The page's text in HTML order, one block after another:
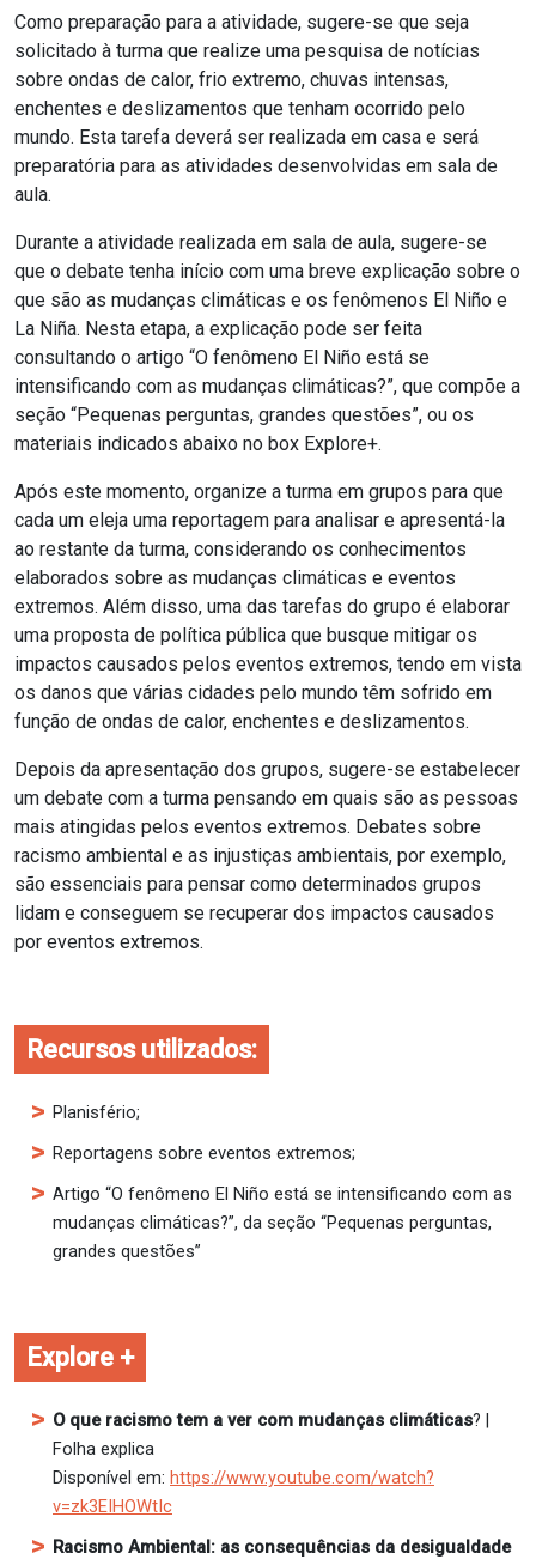
Como preparação para a atividade, sugere-se que seja
solicitado à turma que realize uma pesquisa de notícias
sobre ondas de calor, frio extremo, chuvas intensas,
enchentes e deslizamentos que tenham ocorrido pelo
mundo. Esta tarefa deverá ser realizada em casa e será
preparatória para as atividades desenvolvidas em sala de
aula.
Durante a atividade realizada em sala de aula, sugere-se
que o debate tenha início com uma breve explicação sobre o
que são as mudanças climáticas e os fenômenos El Niño e
La Niña. Nesta etapa, a explicação pode ser feita
consultando o artigo “O fenômeno El Niño está se
intensificando com as mudanças climáticas?”, que compõe a
seção “Pequenas perguntas, grandes questões”, ou os
materiais indicados abaixo no box Explore+.
Após este momento, organize a turma em grupos para que
cada um eleja uma reportagem para analisar e apresentá-la
ao restante da turma, considerando os conhecimentos
elaborados sobre as mudanças climáticas e eventos
extremos. Além disso, uma das tarefas do grupo é elaborar
uma proposta de política pública que busque mitigar os
impactos causados pelos eventos extremos, tendo em vista
os danos que várias cidades pelo mundo têm sofrido em
função de ondas de calor, enchentes e deslizamentos.
Depois da apresentação dos grupos, sugere-se estabelecer
um debate com a turma pensando em quais são as pessoas
mais atingidas pelos eventos extremos. Debates sobre
racismo ambiental e as injustiças ambientais, por exemplo,
são essenciais para pensar como determinados grupos
lidam e conseguem se recuperar dos impactos causados
por eventos extremos.
Recursos utilizados:
Planisfério;
Reportagens sobre eventos extremos;
Artigo “O fenômeno El Niño está se intensificando com as
mudanças climáticas?”, da seção “Pequenas perguntas,
grandes questões”
Explore +
O que racismo tem a ver com mudanças climáticas? |
Folha explica
Disponível em: https://www.youtube.com/watch?
v=zk3EIHOWtIc
Racismo Ambiental: as consequências da desigualdade